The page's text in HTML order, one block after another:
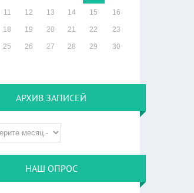
11 12 13 14 15 16
18 19 20 21 22 23
25 26 27 28 29 30
АРХИВ ЗАПИСЕЙ
НАШ ОПРОС